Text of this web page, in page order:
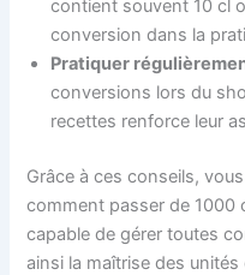
contient souvent 10 cl
conversion dans la
Pratiquer
conversions lors du
recettes renforce leur
Grâce à ces conseils,
comment passer de 1000
capable de gérer toutes
ainsi la maîtrise des